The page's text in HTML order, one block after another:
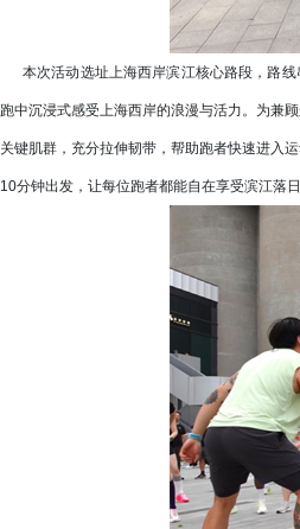
本次活动选址上海西岸滨江核心路段，路线
跑中沉浸式感受上海西岸的浪漫与活力。为兼
关键肌群，充分拉伸韧带，帮助跑者快速进入
10分钟出发，让每位跑者都能自在享受滨江落日